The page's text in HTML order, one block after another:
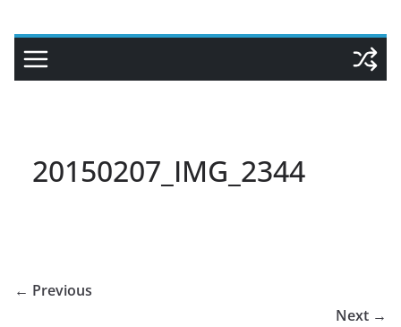
20150207_IMG_2344
← Previous
Next →